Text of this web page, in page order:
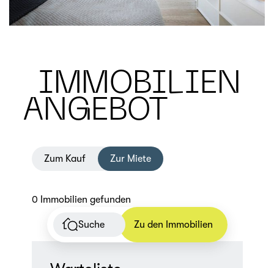
Suche Zu den Immobilien
IMMOBILIEN
ANGEBOT
Zum Kauf Zur Miete
0 Immobilien gefunden